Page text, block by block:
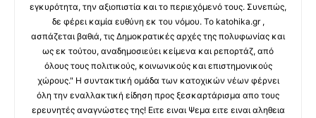
εγκυρότητα, την αξιοπιστία και το περιεχόμενό τους. Συνεπώς,
δε φέρει καμία ευθύνη εκ του νόμου. Το katohika.gr ,
ασπάζεται βαθιά, τις Δημοκρατικές αρχές της πολυφωνίας και
ως εκ τούτου, αναδημοσιεύει κείμενα και ρεπορτάζ, από
όλους τους πολιτικούς, κοινωνικούς και επιστημονικούς
χώρους." Η συντακτική ομάδα των κατοχικών νέων φέρνει
όλη την εναλλακτική είδηση προς ξεσκαρτάρισμα απο τους
ερευνητές αναγνώστες της! Ειτε ειναι Ψεμα ειτε ειναι αληθεια